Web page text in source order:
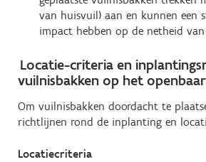
van huisvuil) aan en kunnen een
impact hebben op de netheid
Locatie-criteria en
vuilnisbakken op het
Om vuilnisbakken doordacht te
richtlijnen rond de inplanting en
Locatiecriteria